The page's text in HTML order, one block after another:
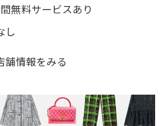
無料サービスあり
し
舗情報をみる